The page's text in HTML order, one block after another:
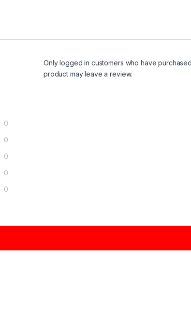
0
0
0
0
0
Only logged in customers who have
product may leave a review.